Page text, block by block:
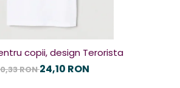
copii, design Terorista
RON24,10 RON